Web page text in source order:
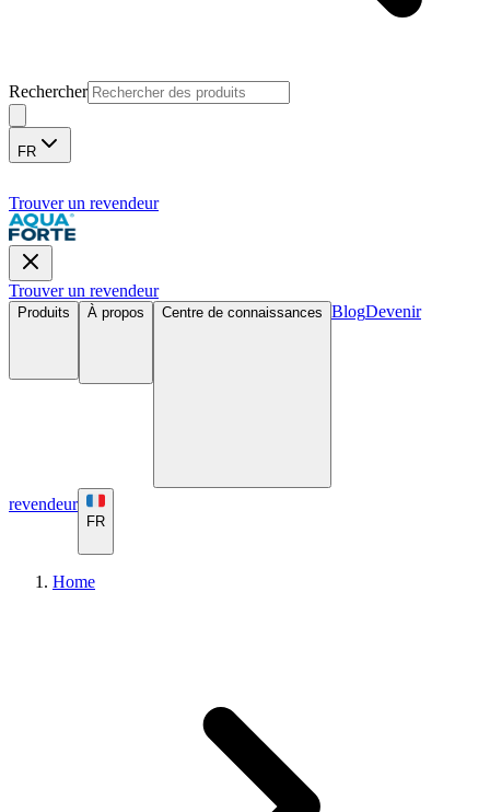
Rechercher
FR
Trouver un revendeur
Trouver un revendeur
Produits À propos Centre de connaissances BlogDevenir
revendeur
FR
Home